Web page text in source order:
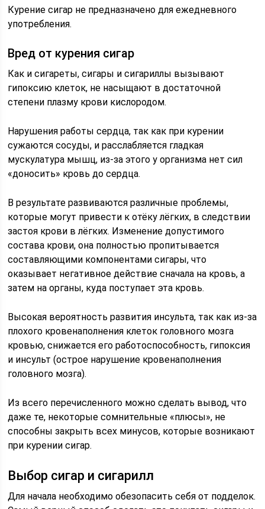
Курение сигар не предназначено для ежедневного
употребления.
Вред от курения сигар
Как и сигареты, сигары и сигариллы вызывают
гипоксию клеток, не насыщают в достаточной
степени плазму крови кислородом.
Нарушения работы сердца, так как при курении
сужаются сосуды, и расслабляется гладкая
мускулатура мышц, из-за этого у организма нет сил
«доносить» кровь до сердца.
В результате развиваются различные проблемы,
которые могут привести к отёку лёгких, в следствии
застоя крови в лёгких. Изменение допустимого
состава крови, она полностью пропитывается
составляющими компонентами сигары, что
оказывает негативное действие сначала на кровь, а
затем на органы, куда поступает эта кровь.
Высокая вероятность развития инсульта, так как из-за
плохого кровенаполнения клеток головного мозга
кровью, снижается его работоспособность, гипоксия
и инсульт (острое нарушение кровенаполнения
головного мозга).
Из всего перечисленного можно сделать вывод, что
даже те, некоторые сомнительные «плюсы», не
способны закрыть всех минусов, которые возникают
при курении сигар.
Выбор сигар и сигарилл
Для начала необходимо обезопасить себя от подделок.